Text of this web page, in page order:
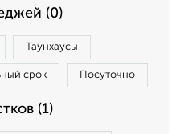
(0)
Таунхаусы
срок Посуточно
(1)